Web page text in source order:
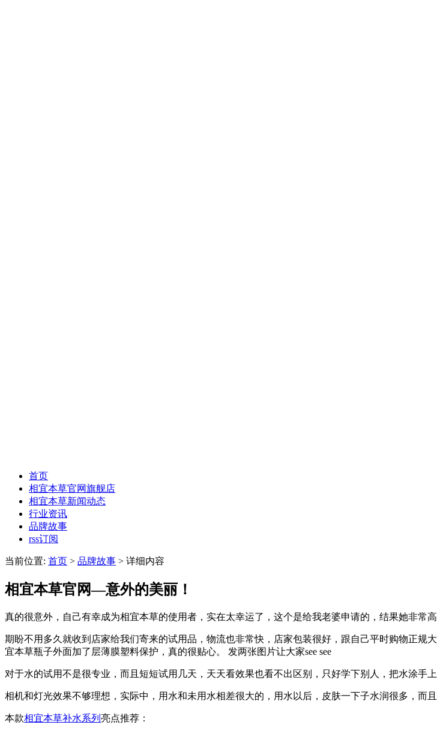
首页
相宜本草官网旗舰店
相宜本草新闻动态
行业资讯
品牌故事
rss订阅
当前位置: 首页 > 品牌故事 > 详细内容
相宜本草官网—意外的美丽！
真的很意外，自己有幸成为相宜本草的使用者，实在太幸运了，这个是给我老婆申请的，结果她非常
期盼不用多久就收到店家给我们寄来的试用品，物流也非常快，店家包装很好，跟自己平时购物正
宜本草瓶子外面加了层薄膜塑料保护，真的很贴心。 发两张图片让大家see see
对于水的试用不是很专业，而且短短试用几天，天天看效果也看不出区别，只好学下别人，把水涂手上
相机和灯光效果不够理想，实际中，用水和未用水相差很大的，用水以后，皮肤一下子水润很多，而
本款相宜本草补水系列 亮点推荐：